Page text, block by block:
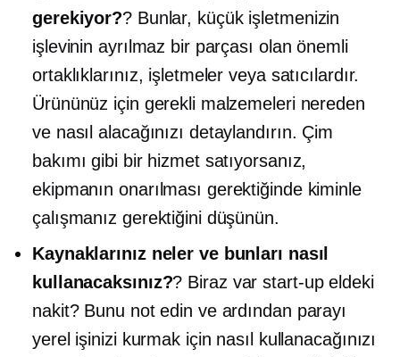
gerekiyor?? Bunlar, küçük işletmenizin
işlevinin ayrılmaz bir parçası olan önemli
ortaklıklarınız, işletmeler veya satıcılardır.
Ürününüz için gerekli malzemeleri nereden
ve nasıl alacağınızı detaylandırın. Çim
bakımı gibi bir hizmet satıyorsanız,
ekipmanın onarılması gerektiğinde kiminle
çalışmanız gerektiğini düşünün.
Kaynaklarınız neler ve bunları nasıl
kullanacaksınız?? Biraz varstart-upeldeki
nakit? Bunu not edin ve ardından parayı
yerel işinizi kurmak için nasıl kullanacağınızı